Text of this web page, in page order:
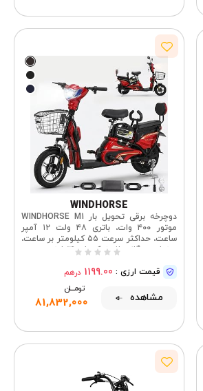
WINDHORSE
دوچرخه برقی تحویل بار WINDHORSE M1
موتور ۴۰۰ وات، باتری ۴۸ ولت ۱۲ آمپر
ساعت، حداکثر سرعت ۵۵ کیلومتر بر ساعت،
صندلی دوگانه، لاستیک‌های ۱۴ اینچی، سبد
قیمت ارزی : 1199.00 درهم
تومــــــان
81,832,000 مشاهده